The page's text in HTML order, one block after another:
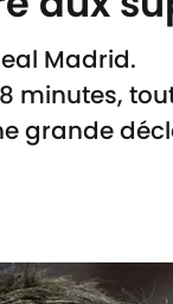
Madrid.
minutes,
grande